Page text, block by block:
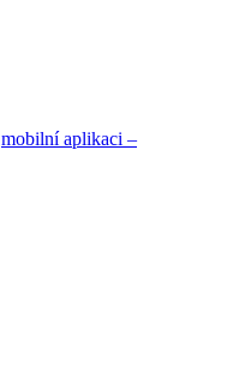
mobilní aplikaci –